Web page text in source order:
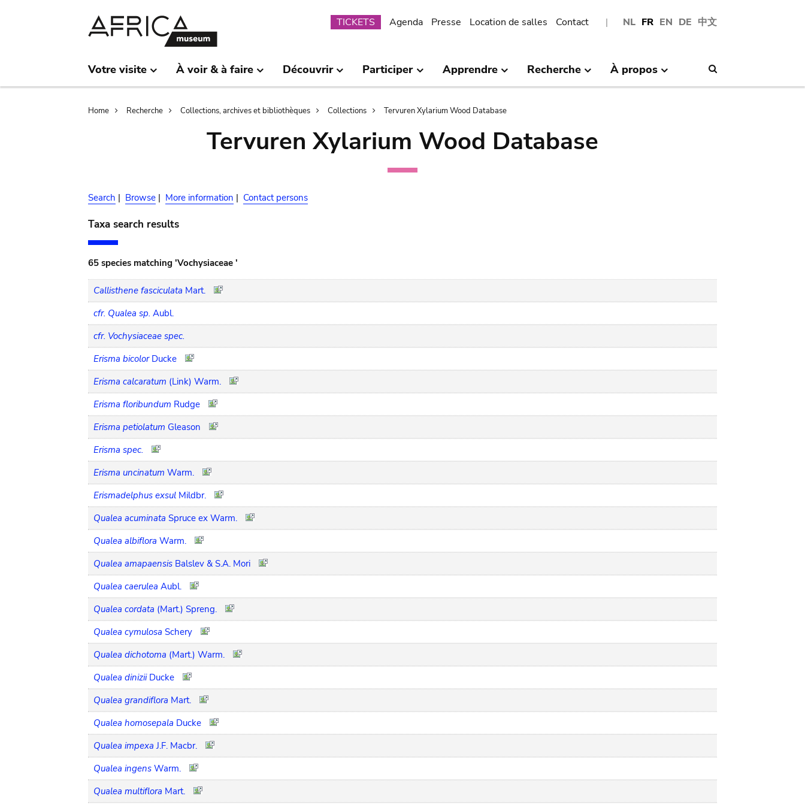
NL FR EN DE 中文
Submenu
TICKETS Agenda Presse Location de salles Contact
Votre visite À voir & à faire Découvrir Participer Apprendre Recherche À propos
Breadcrumb
Home Recherche Collections, archives et bibliothèques Collections Tervuren Xylarium Wood Database
Tervuren Xylarium Wood Database
Search | Browse | More information | Contact persons
Taxa search results
65 species matching 'Vochysiaceae '
Callisthene fasciculata Mart.
cfr. Qualea sp. Aubl.
cfr. Vochysiaceae spec.
Erisma bicolor Ducke
Erisma calcaratum (Link) Warm.
Erisma floribundum Rudge
Erisma petiolatum Gleason
Erisma spec.
Erisma uncinatum Warm.
Erismadelphus exsul Mildbr.
Qualea acuminata Spruce ex Warm.
Qualea albiflora Warm.
Qualea amapaensis Balslev & S.A. Mori
Qualea caerulea Aubl.
Qualea cordata (Mart.) Spreng.
Qualea cymulosa Schery
Qualea dichotoma (Mart.) Warm.
Qualea dinizii Ducke
Qualea grandiflora Mart.
Qualea homosepala Ducke
Qualea impexa J.F. Macbr.
Qualea ingens Warm.
Qualea multiflora Mart.